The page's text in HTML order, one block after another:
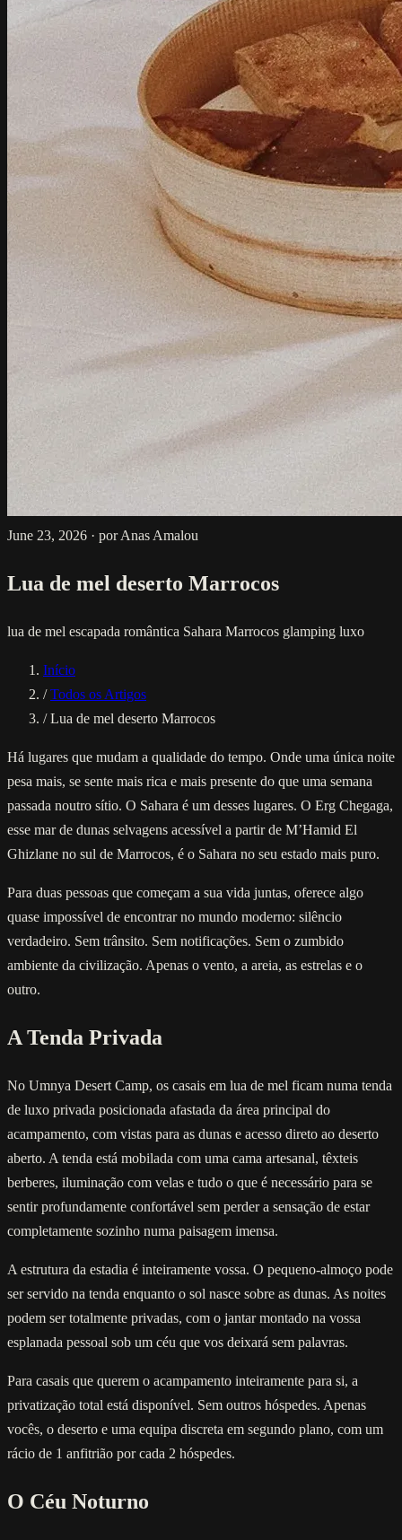
June 23, 2026 · por Anas Amalou
Lua de mel deserto Marrocos
lua de mel escapada romântica Sahara Marrocos glamping luxo
Início
/ Todos os Artigos
/ Lua de mel deserto Marrocos
Há lugares que mudam a qualidade do tempo. Onde uma única noite
pesa mais, se sente mais rica e mais presente do que uma semana
passada noutro sítio. O Sahara é um desses lugares. O Erg Chegaga,
esse mar de dunas selvagens acessível a partir de M’Hamid El
Ghizlane no sul de Marrocos, é o Sahara no seu estado mais puro.
Para duas pessoas que começam a sua vida juntas, oferece algo
quase impossível de encontrar no mundo moderno: silêncio
verdadeiro. Sem trânsito. Sem notificações. Sem o zumbido
ambiente da civilização. Apenas o vento, a areia, as estrelas e o
outro.
A Tenda Privada
No Umnya Desert Camp, os casais em lua de mel ficam numa tenda
de luxo privada posicionada afastada da área principal do
acampamento, com vistas para as dunas e acesso direto ao deserto
aberto. A tenda está mobilada com uma cama artesanal, têxteis
berberes, iluminação com velas e tudo o que é necessário para se
sentir profundamente confortável sem perder a sensação de estar
completamente sozinho numa paisagem imensa.
A estrutura da estadia é inteiramente vossa. O pequeno-almoço pode
ser servido na tenda enquanto o sol nasce sobre as dunas. As noites
podem ser totalmente privadas, com o jantar montado na vossa
esplanada pessoal sob um céu que vos deixará sem palavras.
Para casais que querem o acampamento inteiramente para si, a
privatização total está disponível. Sem outros hóspedes. Apenas
vocês, o deserto e uma equipa discreta em segundo plano, com um
rácio de 1 anfitrião por cada 2 hóspedes.
O Céu Noturno